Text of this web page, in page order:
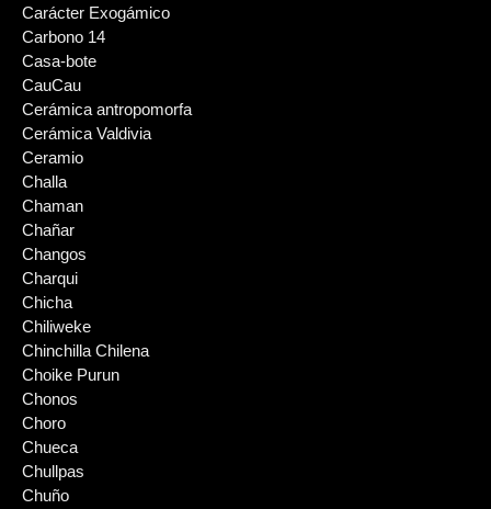
Carácter Exogámico
Carbono 14
Casa-bote
CauCau
Cerámica antropomorfa
Cerámica Valdivia
Ceramio
Challa
Chaman
Chañar
Changos
Charqui
Chicha
Chiliweke
Chinchilla Chilena
Choike Purun
Chonos
Choro
Chueca
Chullpas
Chuño